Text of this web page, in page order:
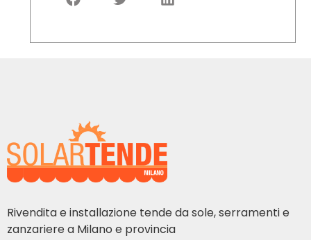
Rivendita e installazione tende da sole, serramenti e
zanzariere a Milano e provincia